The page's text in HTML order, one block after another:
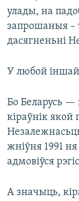
улады, на
запрошаныя –
дасягненьні
У любой
Бо Беларусь —
кіраўнік якой
жніўня 1991 ня
адмовіўся
А значыць,